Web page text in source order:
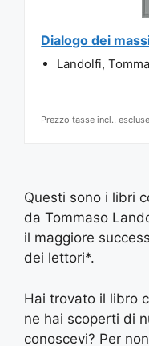
Dialogo dei
Landolfi,
Prezzo tasse incl.,
Questi sono i libri
da Tommaso
il maggiore
dei lettori*.
Hai trovato il libro
ne hai scoperti di
conoscevi? Per